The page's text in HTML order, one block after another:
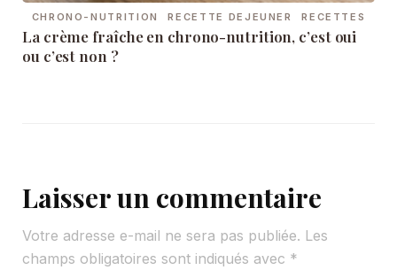
CHRONO-NUTRITION RECETTE DEJEUNER RECETTES
La crème fraîche en chrono-nutrition, c’est oui
ou c’est non ?
Laisser un commentaire
Votre adresse e-mail ne sera pas publiée. Les
champs obligatoires sont indiqués avec *